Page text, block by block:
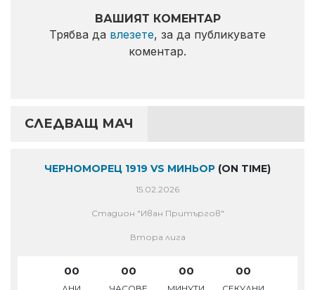
ВАШИЯТ КОМЕНТАР
Трябва да влезете, за да публикувате
коментар.
СЛЕДВАЩ МАЧ
ЧЕРНОМОРЕЦ 1919 VS МИНЬОР (ON TIME)
15.02.2026
Стадион "Иван Притъргов"
Втора лига
00 00 00 00